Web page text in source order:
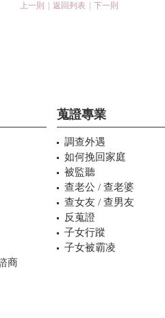
上一則 返回列表 下一則
商
蒐證專業
調查外遇
如何挽回家庭
被監聽
查老公 / 查老婆
查女友 / 查男友
反蒐證
子女行蹤
子女被霸凌